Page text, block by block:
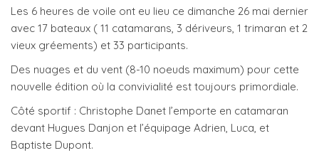
Les 6 heures de voile ont eu lieu ce dimanche 26 mai dernier
avec 17 bateaux ( 11 catamarans, 3 dériveurs, 1 trimaran et 2
vieux gréements) et 33 participants.
Des nuages et du vent (8-10 noeuds maximum) pour cette
nouvelle édition où la convivialité est toujours primordiale.
Côté sportif : Christophe Danet l’emporte en catamaran
devant Hugues Danjon et l’équipage Adrien, Luca, et
Baptiste Dupont.